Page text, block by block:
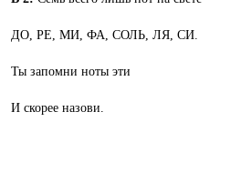
ДО, РЕ, МИ, ФА, СОЛЬ, ЛЯ, СИ.
Ты запомни ноты эти
И скорее назови.